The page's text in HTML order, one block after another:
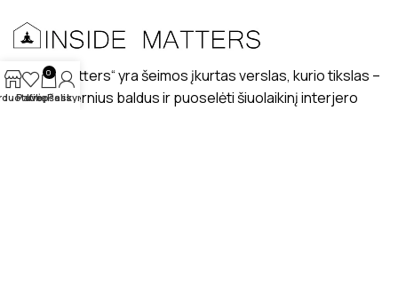
„Inside matters“ yra šeimos įkurtas verslas, kurio tikslas –
kurti modernius baldus ir puoselėti šiuolaikinį interjero
Patikę
0
Krepšelis
Paskyra